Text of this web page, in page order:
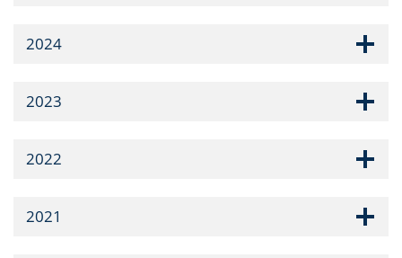
2024
2023
2022
2021